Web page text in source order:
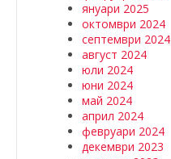
януари 2025
октомври 2024
септември 2024
август 2024
юли 2024
юни 2024
май 2024
април 2024
февруари 2024
декември 2023